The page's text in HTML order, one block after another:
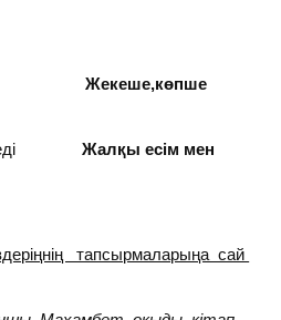
Жекеше,көпше
шешедіЖалқы есім мен
тапсырмаларыңа сай